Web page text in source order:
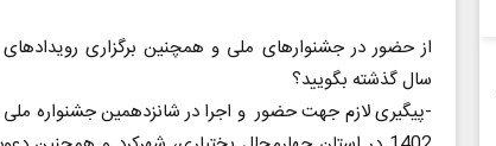
از حضور در جشنوارهای ملی و همچنین برگزاری
سال گذشته بگویید؟
-پیگیری لازم جهت حضور و اجرا در شانزدهمین جشنواره ملی